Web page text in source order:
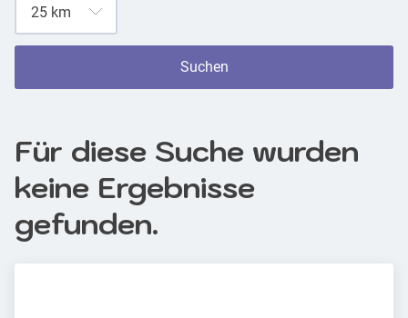
Suchen
Für diese Suche wurden
keine Ergebnisse
gefunden.